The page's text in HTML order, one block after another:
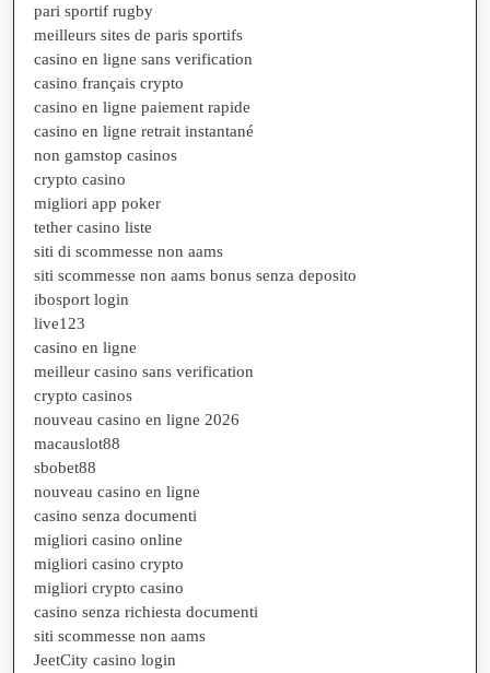
pari sportif rugby
meilleurs sites de paris sportifs
casino en ligne sans verification
casino français crypto
casino en ligne paiement rapide
casino en ligne retrait instantané
non gamstop casinos
crypto casino
migliori app poker
tether casino liste
siti di scommesse non aams
siti scommesse non aams bonus senza deposito
ibosport login
live123
casino en ligne
meilleur casino sans verification
crypto casinos
nouveau casino en ligne 2026
macauslot88
sbobet88
nouveau casino en ligne
casino senza documenti
migliori casino online
migliori casino crypto
migliori crypto casino
casino senza richiesta documenti
siti scommesse non aams
JeetCity casino login